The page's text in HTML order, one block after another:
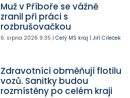
Muž v Příboře se vážně
zranil při práci s
rozbrušovačkou
6. srpna 2026 9:35 | Celý MS kraj | Jiří Cileček
Zdravotníci obměňují flotilu
vozů. Sanitky budou
rozmístěny po celém kraji